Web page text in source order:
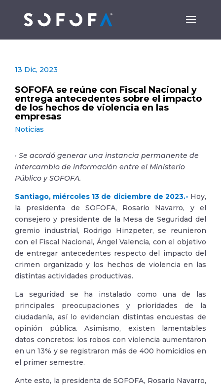
13 Dic, 2023
SOFOFA se reúne con Fiscal Nacional y
entrega antecedentes sobre el impacto
de los hechos de violencia en las
empresas
Noticias
· Se acordó generar una instancia permanente de
intercambio de información entre el Ministerio
Público y SOFOFA.
Santiago, miércoles 13 de diciembre de 2023.- Hoy,
la presidenta de SOFOFA, Rosario Navarro, y el
consejero y presidente de la Mesa de Seguridad del
gremio industrial, Rodrigo Hinzpeter, se reunieron
con el Fiscal Nacional, Ángel Valencia, con el objetivo
de entregar antecedentes respecto del impacto del
crimen organizado y los hechos de violencia en las
distintas actividades productivas.
La seguridad se ha instalado como una de las
principales preocupaciones y prioridades de la
ciudadanía, así lo evidencian distintas encuestas de
opinión pública. Asimismo, existen lamentables
datos concretos: los robos con violencia aumentaron
en un 13% y se registraron más de 400 homicidios en
el primer semestre.
Ante esto, la presidenta de SOFOFA, Rosario Navarro,